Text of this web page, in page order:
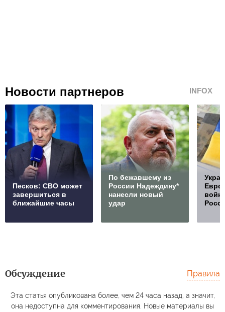
Новости партнеров INFOX
Песков: СВО может
завершиться в
ближайшие часы
По бежавшему из
России Надеждину*
нанесли новый
удар
Обсуждение Правила
Эта статья опубликована более, чем 24 часа назад, а значит,
она недоступна для комментирования. Новые материалы вы